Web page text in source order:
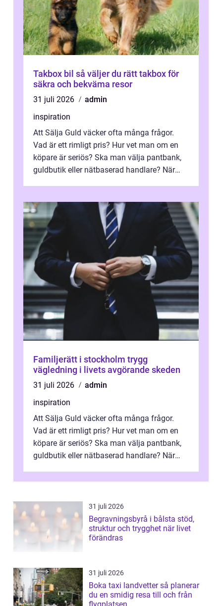
Takbox bil så väljer du rätt takbox för
säkra och bekväma resor
31 juli 2026
admin
inspiration
Att Sälja Guld väcker ofta många frågor.
Vad är ett rimligt pris? Hur vet man om en
köpare är seriös? Ska man välja pantbank,
guldbutik eller nätbaserad handlare? När
Familjerätt i stockholm trygg
vägledning i livets avgörande skeden
31 juli 2026
admin
inspiration
Att Sälja Guld väcker ofta många frågor.
Vad är ett rimligt pris? Hur vet man om en
köpare är seriös? Ska man välja pantbank,
guldbutik eller nätbaserad handlare? När
31 juli 2026
Begravningsbyrå i bålsta stöd,
struktur och trygghet när livet
förändras
31 juli 2026
Boka taxi landvetter så planerar
du en smidig resa till och från
flygplatsen